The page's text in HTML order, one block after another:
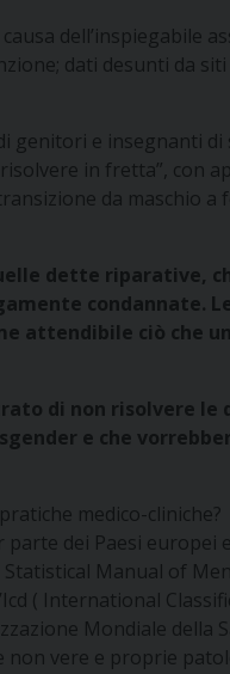
dell’inspiegabile
dati desunti da
genitori e insegnanti di
in fretta”, con
da maschio a
dette riparative,
condannate.
attendibile ciò che
di non risolvere le
e che
medico-cliniche?
dei Paesi europei
Manual of
( International
Mondiale della
non vere e proprie